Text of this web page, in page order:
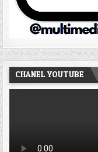
CHANEL YOUTUBE